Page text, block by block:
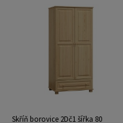
Skříň borovice 2Dč1 šířka 80